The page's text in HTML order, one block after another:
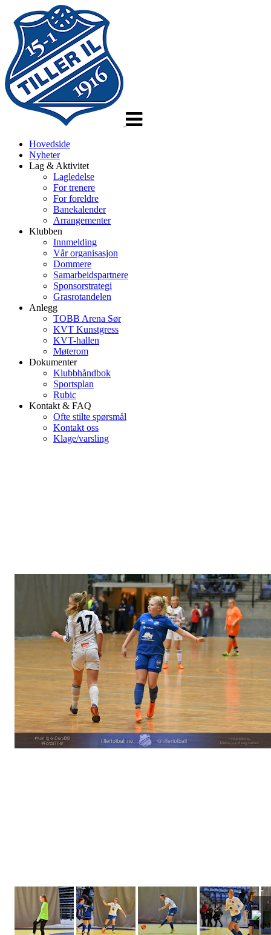
Hovedside
Nyheter
Lag & Aktivitet
Lagledelse
For trenere
For foreldre
Banekalender
Arrangementer
Klubben
Innmelding
Vår organisasjon
Dommere
Samarbeidspartnere
Sponsorstrategi
Grasrotandelen
Anlegg
TOBB Arena Sør
KVT Kunstgress
KVT-hallen
Møterom
Dokumenter
Klubbhåndbok
Sportsplan
Rubic
Kontakt & FAQ
Ofte stilte spørsmål
Kontakt oss
Klage/varsling